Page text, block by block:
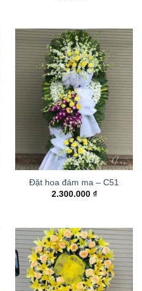
Đặt hoa đám ma – C51
2.300.000 ₫